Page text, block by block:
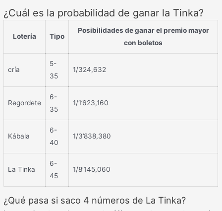
¿Cuál es la probabilidad de ganar la Tinka?
Lotería Tipo
Posibilidades de ganar el premio mayor
con boletos
cría
5-
35
1/324,632
Regordete
6-
35
1/1’623,160
Kábala
6-
40
1/3’838,380
La Tinka
6-
45
1/8’145,060
¿Qué pasa si saco 4 números de La Tinka?